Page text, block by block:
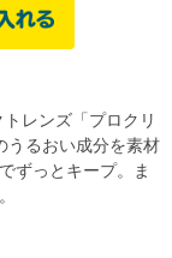
レンズ「プロクリ
うるおい成分を素材
ずっとキープ。ま